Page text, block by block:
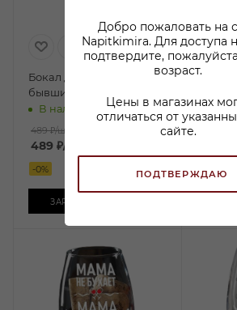
Добро пожаловать на
Napitkimira. Для доступа
подтвердите,
возраст.
Цены в магазинах
отличаться от
сайте.
ПОДТВЕРЖДАЮ
Бокал для вина Слезы
бывших
В наличии:
489 ₽/шт
489 ₽/шт
-0%
ЗАРЕЗЕРВИРОВАТЬ
Бокал
В
-0 %